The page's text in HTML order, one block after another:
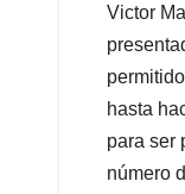
A
p
p
o
k
Victor
hasta
para ser
número